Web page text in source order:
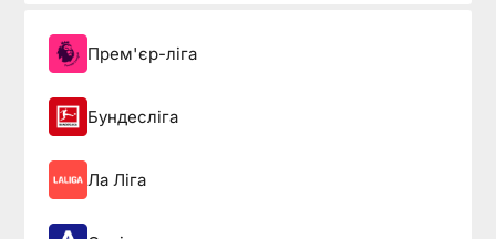
Прем'єр-ліга
Бундесліга
Ла Ліга